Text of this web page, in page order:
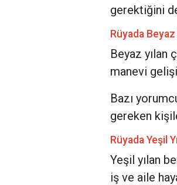
gerektiğini
Rüyada
Beyaz yılan
manevi
Bazı
gereken
Rüyada Yeşil
Yeşil yılan
iş ve aile